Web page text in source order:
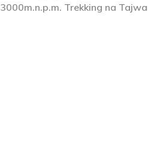
3000m.n.p.m. Trekking na